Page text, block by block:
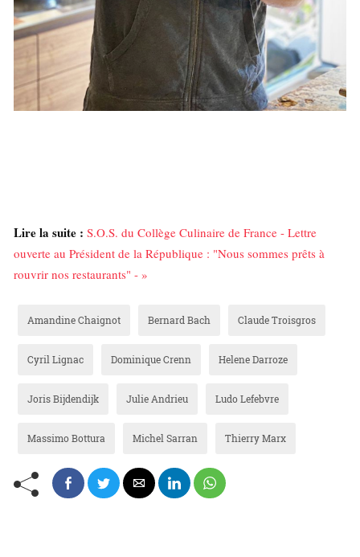
Lire la suite : S.O.S. du Collège Culinaire de France - Lettre
ouverte au Président de la République : "Nous sommes prêts à
rouvrir nos restaurants" - »
Amandine Chaignot Bernard Bach Claude Troisgros
Cyril Lignac Dominique Crenn Helene Darroze
Joris Bijdendijk Julie Andrieu Ludo Lefebvre
Massimo Bottura Michel Sarran Thierry Marx